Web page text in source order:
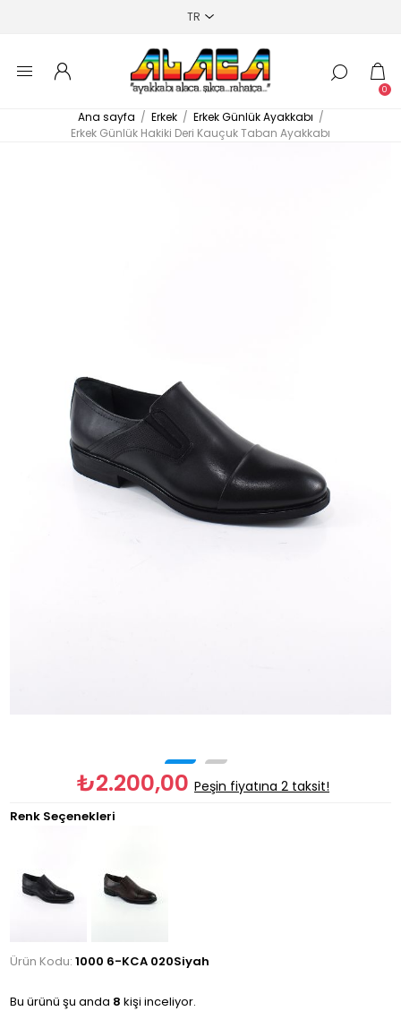
0
Ana sayfa / Erkek / Erkek Günlük Ayakkabı /
Erkek Günlük Hakiki Deri Kauçuk Taban Ayakkabı
₺2.200,00 Peşin fiyatına 2 taksit!
Renk Seçenekleri
Ürün Kodu: 1000 6-KCA 020Siyah
Bu ürünü şu anda 8 kişi inceliyor.